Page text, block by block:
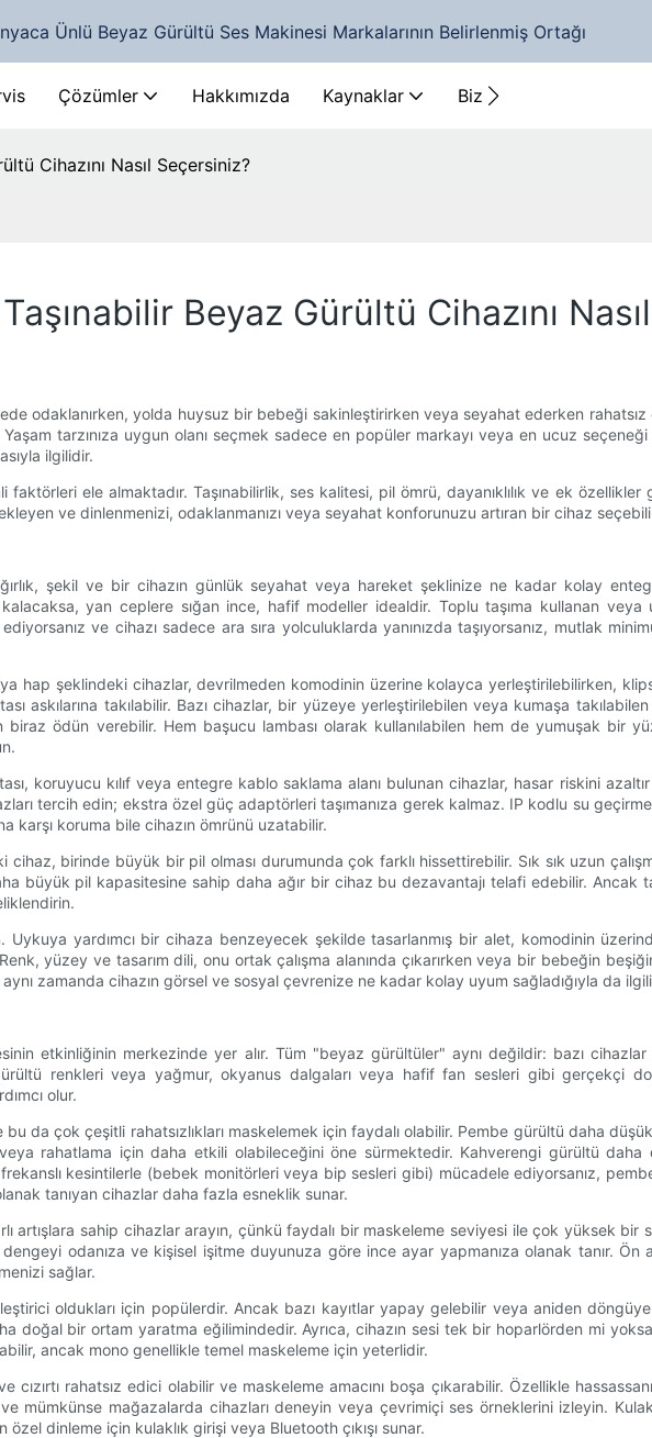
Ünlü Beyaz Gürültü Ses Makinesi Markalarının Belirlenmiş Ortağı
Çözümler Hakkımızda Kaynaklar Bize ulaşın
Cihazını Nasıl Seçersiniz?
Beyaz Gürültü Cihazını
odaklanırken, yolda huysuz bir bebeği sakinleştirirken veya seyahat ederken
tarzınıza uygun olanı seçmek sadece en popüler markayı veya en ucuz
ilgilidir.
ele almaktadır. Taşınabilirlik, ses kalitesi, pil ömrü, dayanıklılık ve ek
ve dinlenmenizi, odaklanmanızı veya seyahat konforunuzu artıran bir cihaz
şekil ve bir cihazın günlük seyahat veya hareket şeklinize ne kadar kolay
kalacaksa, yan ceplere sığan ince, hafif modeller idealdir. Toplu taşıma kullanan
ve cihazı sadece ara sıra yolculuklarda yanınızda taşıyorsanız, mutlak
hap şeklindeki cihazlar, devrilmeden komodinin üzerine kolayca yerleştirilebilirken,
askılarına takılabilir. Bazı cihazlar, bir yüzeye yerleştirilebilen veya kumaşa
biraz ödün verebilir. Hem başucu lambası olarak kullanılabilen hem de yumuşak bir
koruyucu kılıf veya entegre kablo saklama alanı bulunan cihazlar, hasar riskini
tercih edin; ekstra özel güç adaptörleri taşımanıza gerek kalmaz. IP kodlu su
karşı koruma bile cihazın ömrünü uzatabilir.
birinde büyük bir pil olması durumunda çok farklı hissettirebilir. Sık sık uzun
büyük pil kapasitesine sahip daha ağır bir cihaz bu dezavantajı telafi edebilir. Ancak
Uykuya yardımcı bir cihaza benzeyecek şekilde tasarlanmış bir alet, komodinin
yüzey ve tasarım dili, onu ortak çalışma alanında çıkarırken veya bir bebeğin
zamanda cihazın görsel ve sosyal çevrenize ne kadar kolay uyum sağladığıyla da
etkinliğinin merkezinde yer alır. Tüm "beyaz gürültüler" aynı değildir: bazı
renkleri veya yağmur, okyanus dalgaları veya hafif fan sesleri gibi gerçekçi
olur.
da çok çeşitli rahatsızlıkları maskelemek için faydalı olabilir. Pembe gürültü daha
rahatlama için daha etkili olabileceğini öne sürmektedir. Kahverengi gürültü
kesintilerle (bebek monitörleri veya bip sesleri gibi) mücadele ediyorsanız,
tanıyan cihazlar daha fazla esneklik sunar.
artışlara sahip cihazlar arayın, çünkü faydalı bir maskeleme seviyesi ile çok yüksek bir
odanıza ve kişisel işitme duyunuza göre ince ayar yapmanıza olanak tanır. Ön
sağlar.
oldukları için popülerdir. Ancak bazı kayıtlar yapay gelebilir veya aniden
doğal bir ortam yaratma eğilimindedir. Ayrıca, cihazın sesi tek bir hoparlörden mi
ancak mono genellikle temel maskeleme için yeterlidir.
rahatsız edici olabilir ve maskeleme amacını boşa çıkarabilir. Özellikle
mümkünse mağazalarda cihazları deneyin veya çevrimiçi ses örneklerini izleyin.
dinleme için kulaklık girişi veya Bluetooth çıkışı sunar.